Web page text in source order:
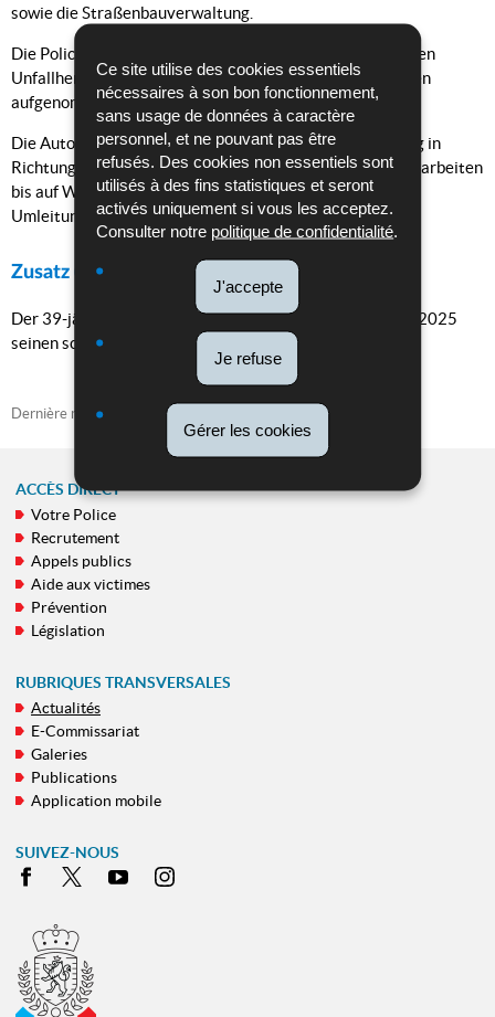
Ce site utilise des cookies essentiels
nécessaires à son bon fonctionnement,
sans usage de données à caractère
personnel, et ne pouvant pas être
refusés. Des cookies non essentiels sont
utilisés à des fins statistiques et seront
activés uniquement si vous les acceptez.
Consulter notre politique de confidentialité
J'accepte
Je refuse
Gérer les cookies
sowie die Straßenbauverwaltung.
Die Police technique verfügte sich vor Ort um den genauen
Unfallhergang zu ermitteln. Weitere Ermittlungen wurden
aufgenommen.
Die Autobahn A3 auf der Höhe des Croix de Bettembourg in
Richtung Frankreich ist wegen Aufräum- und Säuberungsarbeiten
bis auf Weiteres komplett für den Verkehr gesperrt. Eine
Umleitung wurde eingerichtet.
Zusatz (25.11.2025):
Der 39-jährige Autofahrer erlag in der Nacht zum 25.11.2025
seinen schweren Verletzungen im Krankenhaus.
Dernière mise à jour 25/11/2025
MENU
DE
NAVIGATION
ACCÈS DIRECT
Votre Police
Recrutement
Appels publics
Aide aux victimes
Prévention
Législation
RUBRIQUES TRANSVERSALES
Actualités
E-Commissariat
Galeries
Publications
Application mobile
SUIVEZ-NOUS
Facebook
X Youtube